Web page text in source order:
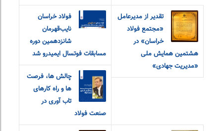
تقدیر از مدیرعامل
«مجتمع فولاد
خراسان» در
هشتمین همایش ملی
«مدیریت جهادی»
فولاد خراسان
نایب‌قهرمان
شانزدهمین دوره
مسابقات فوتسال ایمیدرو شد
چالش ها، فرصت
ها و راه کارهای
تاب آوری در
صنعت فولاد